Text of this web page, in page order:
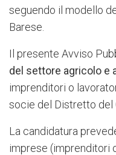
seguendo il modello
Barese.
Il presente Avviso
del settore agricolo e
imprenditori o
socie del Distretto del
La candidatura
imprese (imprenditori